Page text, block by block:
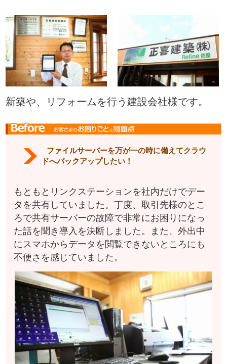
新築や、リフォームを行う建設会社様です。
ファイルサーバーを万が一の時に備えてクラウ
ドへバックアップしたい！
もともとリンクステーションを社内だけでデー
タを共有していました。丁度、取引先様のとこ
ろで共有サーバーの故障で非常にお困りになっ
た話を聞き導入を決断しました。また、外出中
にスマホからデータを閲覧できないところにも
不便さを感じていました。